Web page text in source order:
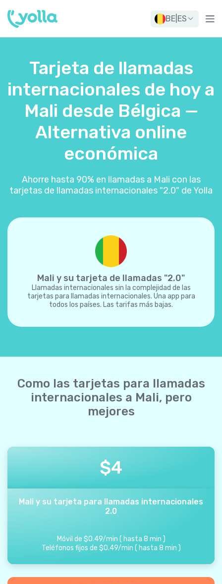
BE ES
Tarjeta de llamadas
internacionales de hoy a
Mali desde Bélgica —
Alternativa online
económica
Ahorre hasta 90% en llamadas a Mali con las
tarjetas de llamadas internacionales "2.0" de Yolla
Mali y su tarjeta de llamadas "2.0"
Llamadas internacionales sin la complejidad de las
tarjetas para llamadas internacionales. Una app para
todos los países. Las tarifas más bajas.
Como las tarjetas para llamadas
internacionales a Mali, pero
mejores
$4
Mali y su tarjeta para llamadas internacionales
2.0
Móvil de $0.49/min ( hasta 8 min )
Teléfonos fijos de $0.49/min ( hasta 8 min )